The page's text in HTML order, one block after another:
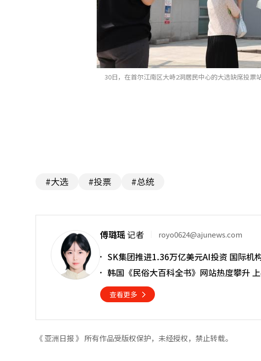
30日，在首尔江南区大峙2洞居民中心的大选缺席投票
#大选 #投票 #总统
傅璐瑶记者 royo0624@ajunews.com
SK集团推进1.36万亿美元AI投资 国际机
韩国《民俗大百科全书》网站热度攀升
查看更多
《 亚洲日报 》 所有作品受版权保护，未经授权，禁止转载。